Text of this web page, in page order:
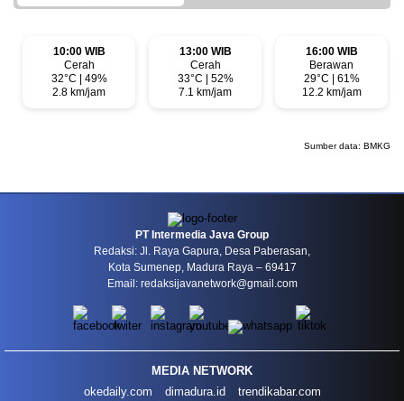
10:00 WIB
Cerah
32°C | 49%
2.8 km/jam
13:00 WIB
Cerah
33°C | 52%
7.1 km/jam
16:00 WIB
Berawan
29°C | 61%
12.2 km/jam
Sumber data: BMKG
PT Intermedia Java Group
Redaksi: Jl. Raya Gapura, Desa Paberasan,
Kota Sumenep, Madura Raya – 69417
Email: redaksijavanetwork@gmail.com
MEDIA NETWORK
okedaily.com
dimadura.id trendikabar.com